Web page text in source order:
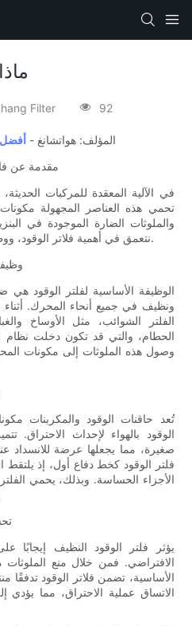
Filter 92
المؤلف: هواتشانغ - أفضل
مقدمة عن
في الآلية المعقدة للمركبات
تحمي هذه العناصر المجهولة
والملوثات الضارة الموجودة في
نتعمق في أهمية فلاتر الوقود، ووظائفها، ولماذا لا ينبغي إغفالها أبدًا.
الوظيفة الأساسية لفلتر الوقود
ونظيف في جميع أنحاء المحرك.
الفلتر الشوائب، مثل الأوساخ
الحطام، والتي قد تكون دخلت نظام
وصول هذه الملوثات إلى مكونات
تُعد حاقنات الوقود والمكربنات
الوقود بالهواء لإحداث الاحتراق.
صغيرة، مما يجعلها عرضة للانسداد
فلتر الوقود كخط دفاع أول، إذ
الأجزاء الحساسة. وبذلك، يحمي
يؤثر فلتر الوقود النظيف إيجابًا
الافتراضي. فمن خلال منع
الأساسية، تضمن فلاتر الوقود تدفقًا
الاتساق عملية الاحتراق، مما يؤدي